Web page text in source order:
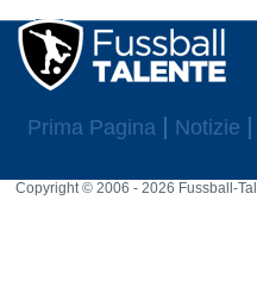
Prima Pagina Notizie
Copyright © 2006 - 2026 Fussball-